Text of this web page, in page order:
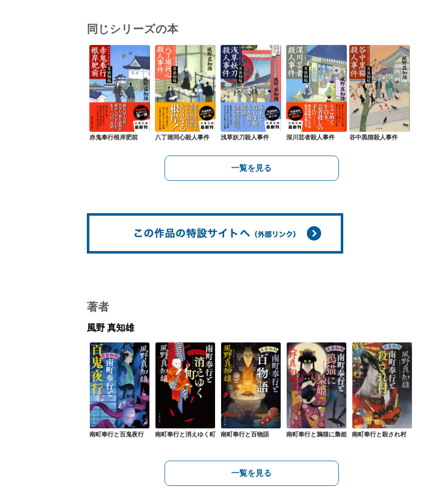
同じシリーズの本
赤鬼奉行根岸肥前 八丁堀同心殺人事件 浅草妖刀殺人事件 深川芸者殺人事件 谷中黒猫殺人事件
一覧を見る
著者
風野 真知雄
南町奉行と百鬼夜行 南町奉行と消えゆく町 南町奉行と百物語 南町奉行と鴉猫に梟姫 南町奉行と殺され村
一覧を見る